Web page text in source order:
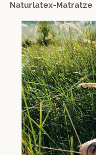
Naturlatex-Matratze